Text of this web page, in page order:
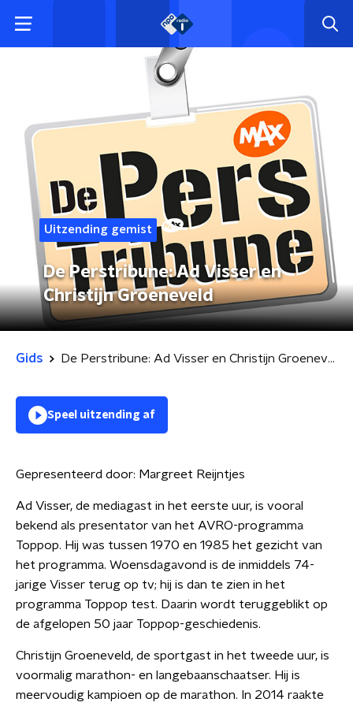
Uitzending gemist
De Perstribune: Ad Visser en
Christijn Groeneveld
Gids De Perstribune: Ad Visser en Christijn Groeneveld
Speel uitzending af
Gepresenteerd door: Margreet Reijntjes
Ad Visser, de mediagast in het eerste uur, is vooral
bekend als presentator van het AVRO-programma
Toppop. Hij was tussen 1970 en 1985 het gezicht van
het programma. Woensdagavond is de inmiddels 74-
jarige Visser terug op tv; hij is dan te zien in het
programma Toppop test. Daarin wordt teruggeblikt op
de afgelopen 50 jaar Toppop-geschiedenis.
Christijn Groeneveld, de sportgast in het tweede uur, is
voormalig marathon- en langebaanschaatser. Hij is
meervoudig kampioen op de marathon. In 2014 raakte